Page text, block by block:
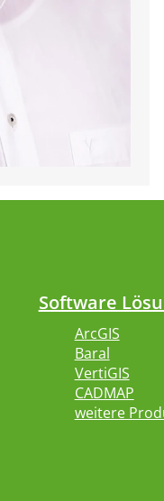
Software
ArcGIS
Baral
VertiGIS
CADMAP
weitere